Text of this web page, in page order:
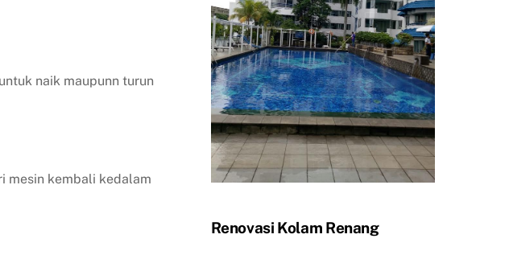
naik maupunn turun
mesin kembali kedalam
Renovasi Kolam Renang